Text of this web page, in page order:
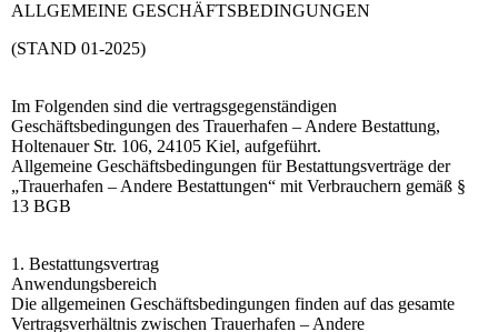
ALLGEMEINE GESCHÄFTSBEDINGUNGEN
(STAND 01-2025)
Im Folgenden sind die vertragsgegenständigen
Geschäftsbedingungen des Trauerhafen – Andere Bestattung,
Holtenauer Str. 106, 24105 Kiel, aufgeführt.
Allgemeine Geschäftsbedingungen für Bestattungsverträge der
„Trauerhafen – Andere Bestattungen“ mit Verbrauchern gemäß §
13 BGB
1. Bestattungsvertrag
Anwendungsbereich
Die allgemeinen Geschäftsbedingungen finden auf das gesamte
Vertragsverhältnis zwischen Trauerhafen – Andere